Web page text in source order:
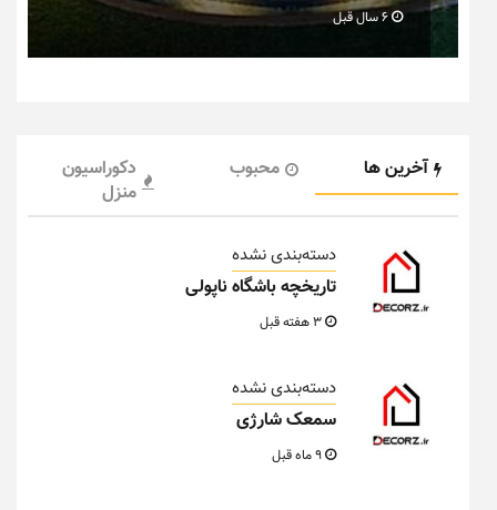
آخرین ها محبوب
دکوراسیون
منزل
دسته‌بندی نشده
تاریخچه باشگاه ناپولی
دسته‌بندی نشده
سمعک شارژی